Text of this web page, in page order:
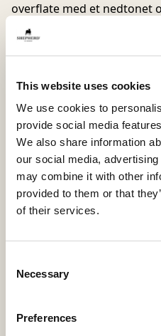
This website uses cookies
We use cookies to
provide social media
We also share information
our social media,
may combine it with other
provided to them or that
of their services.
Selection
Necessary
Preferences
overflate med et nedtonet
Materialets naturlige
å bruke året rundt og
sitteplassen.
stolpute unik og fremhever
naturmaterialer og genuint
naturlig ufarget lær gir
autentiske karakteren.
Innermateriale
Sheepskin
Kanskje du også